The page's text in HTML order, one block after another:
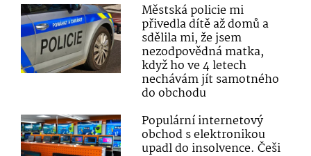
Městská policie mi
přivedla dítě až domů a
sdělila mi, že jsem
nezodpovědná matka,
když ho ve 4 letech
nechávám jít samotného
do obchodu
Populární internetový
obchod s elektronikou
upadl do insolvence. Češi